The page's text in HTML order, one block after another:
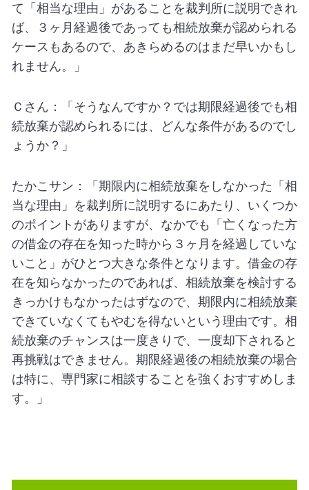
て「相当な理由」があることを裁判所に説明できれ
ば、３ヶ月経過後であっても相続放棄が認められる
ケースもあるので、あきらめるのはまだ早いかもし
れません。」
Ｃさん：「そうなんですか？では期限経過後でも相
続放棄が認められるには、どんな条件があるのでし
ょうか？」
たかこサン：「期限内に相続放棄をしなかった「相
当な理由」を裁判所に説明するにあたり、いくつか
のポイントがありますが、なかでも「亡くなった方
の借金の存在を知った時から３ヶ月を経過していな
いこと」がひとつ大きな条件となります。借金の存
在を知らなかったのであれば、相続放棄を検討する
きっかけもなかったはずなので、期限内に相続放棄
できていなくてもやむを得ないという理由です。相
続放棄のチャンスは一度きりで、一度却下されると
再挑戦はできません。期限経過後の相続放棄の場合
は特に、専門家に相談することを強くおすすめしま
す。」